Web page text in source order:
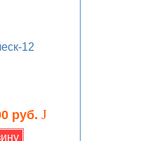
12
руб. J